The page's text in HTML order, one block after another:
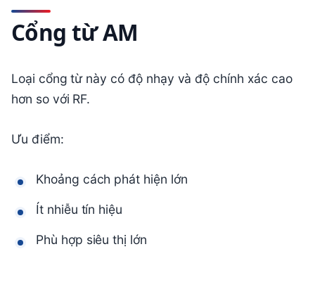
Cổng từ AM
Loại cổng từ này có độ nhạy và độ chính xác cao
hơn so với RF.
Ưu điểm:
Khoảng cách phát hiện lớn
Ít nhiễu tín hiệu
Phù hợp siêu thị lớn